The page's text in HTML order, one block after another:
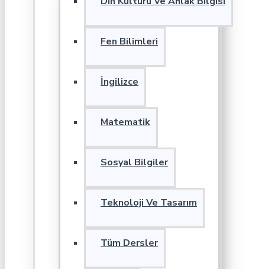
Fen Bilimleri
İngilizce
Matematik
Sosyal Bilgiler
Teknoloji Ve Tasarım
Tüm Dersler